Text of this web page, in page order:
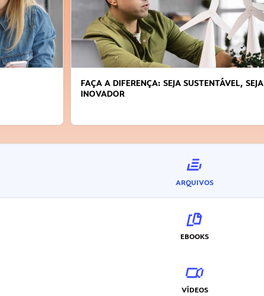
FAÇA A DIFERENÇA: SEJA SUSTENTÁVEL, SEJA
INOVADOR
ARQUIVOS
EBOOKS
VÍDEOS